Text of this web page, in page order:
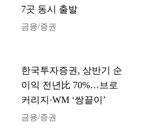
7곳 동시 출발
금융/증권
한국투자증권, 상반기 순
이익 전년比 70%…브로
커리지·WM ‘쌍끌이’
금융/증권